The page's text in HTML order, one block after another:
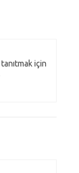
için